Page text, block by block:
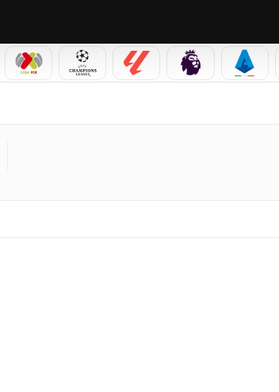
MEXICANA
LIGA MX CHAMPIONS LEAGUE
LALIGA PREMIER LEAGUE
SERIE A